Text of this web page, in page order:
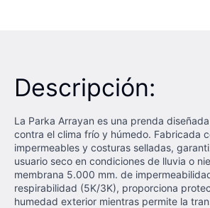
Descripción:
La Parka Arrayan es una prenda
contra el clima frío y húmedo. Fabricada
impermeables y costuras selladas,
usuario seco en condiciones de lluvia o
membrana 5.000 mm. de
respirabilidad (5K/3K), proporciona
humedad exterior mientras permite la